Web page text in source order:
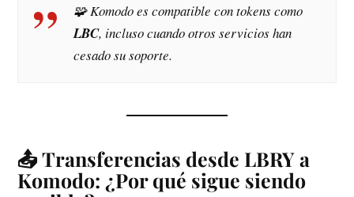
🧩 Komodo es compatible con tokens como
LBC, incluso cuando otros servicios han
cesado su soporte.
📤 Transferencias desde LBRY a
Komodo: ¿Por qué sigue siendo